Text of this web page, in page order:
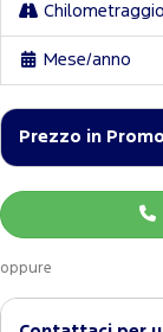
Chilometraggio
Mese/anno
Prezzo in
oppure